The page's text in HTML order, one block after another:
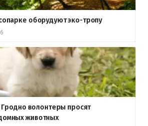
оборудуют эко-тропу
Гродно волонтеры просят
животных